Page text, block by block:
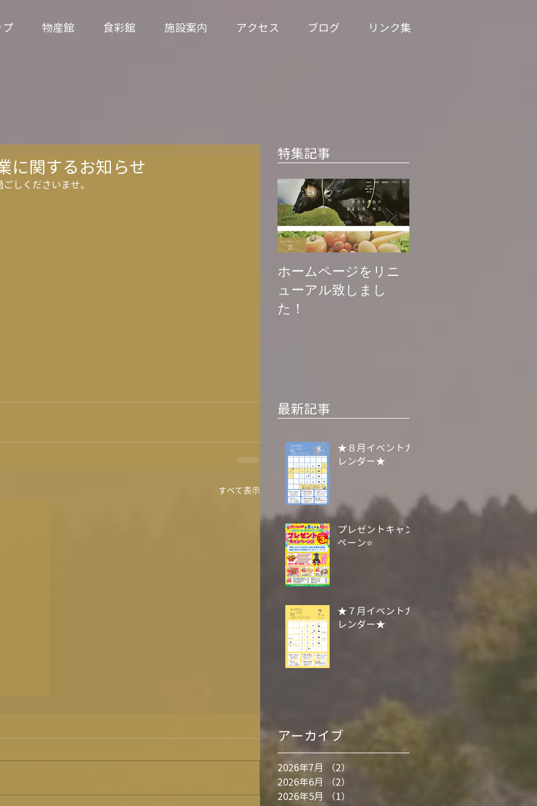
物産館 食彩館 施設案内 アクセス ブログ リンク集
に関するお知らせ
しくださいませ。
すべて表示
特集記事
ホームページをリニ
ューアル致しまし
た！
最新記事
★８月イベントカ
レンダー★
プレゼントキャン
ペーン⭐
★７月イベントカ
レンダー★
アーカイブ
2026年7月 （2）
2026年6月
（2）
2026年5月
（1）